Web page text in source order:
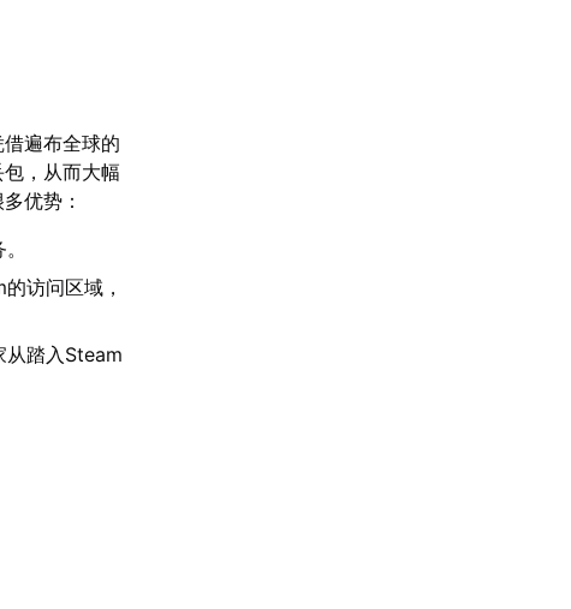
遍布全球的
，从而大幅
优势：
访问区域，
从踏入Steam